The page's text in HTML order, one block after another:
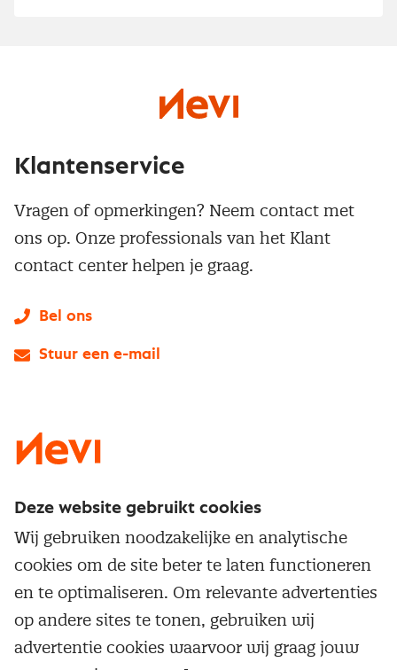
Service & contact
Over inkoop
Netwerk en communities
Aanmelden nieuwsbrief
Populaire thema's
Aanbesteden
Contractmanagement
Opleidingen en trainingen
Trainingen
Klantenservice
Vragen of opmerkingen? Neem contact met
ons op. Onze professionals van het Klant
contact center helpen je graag.
Bel ons
Stuur een e-mail
Deze website gebruikt cookies
Wij gebruiken noodzakelijke en analytische
cookies om de site beter te laten functioneren
en te optimaliseren. Om relevante advertenties
op andere sites te tonen, gebruiken wij
advertentie cookies waarvoor wij graag jouw